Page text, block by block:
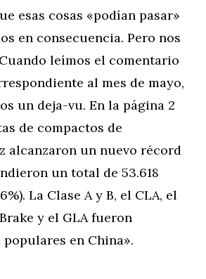
esas cosas «podían pasar»
en consecuencia. Pero nos
leímos el comentario
al mes de mayo,
un deja-vu. En la página 2
de compactos de
alcanzaron un nuevo récord
un total de 53.618
La Clase A y B, el CLA, el
y el GLA fueron
en China».